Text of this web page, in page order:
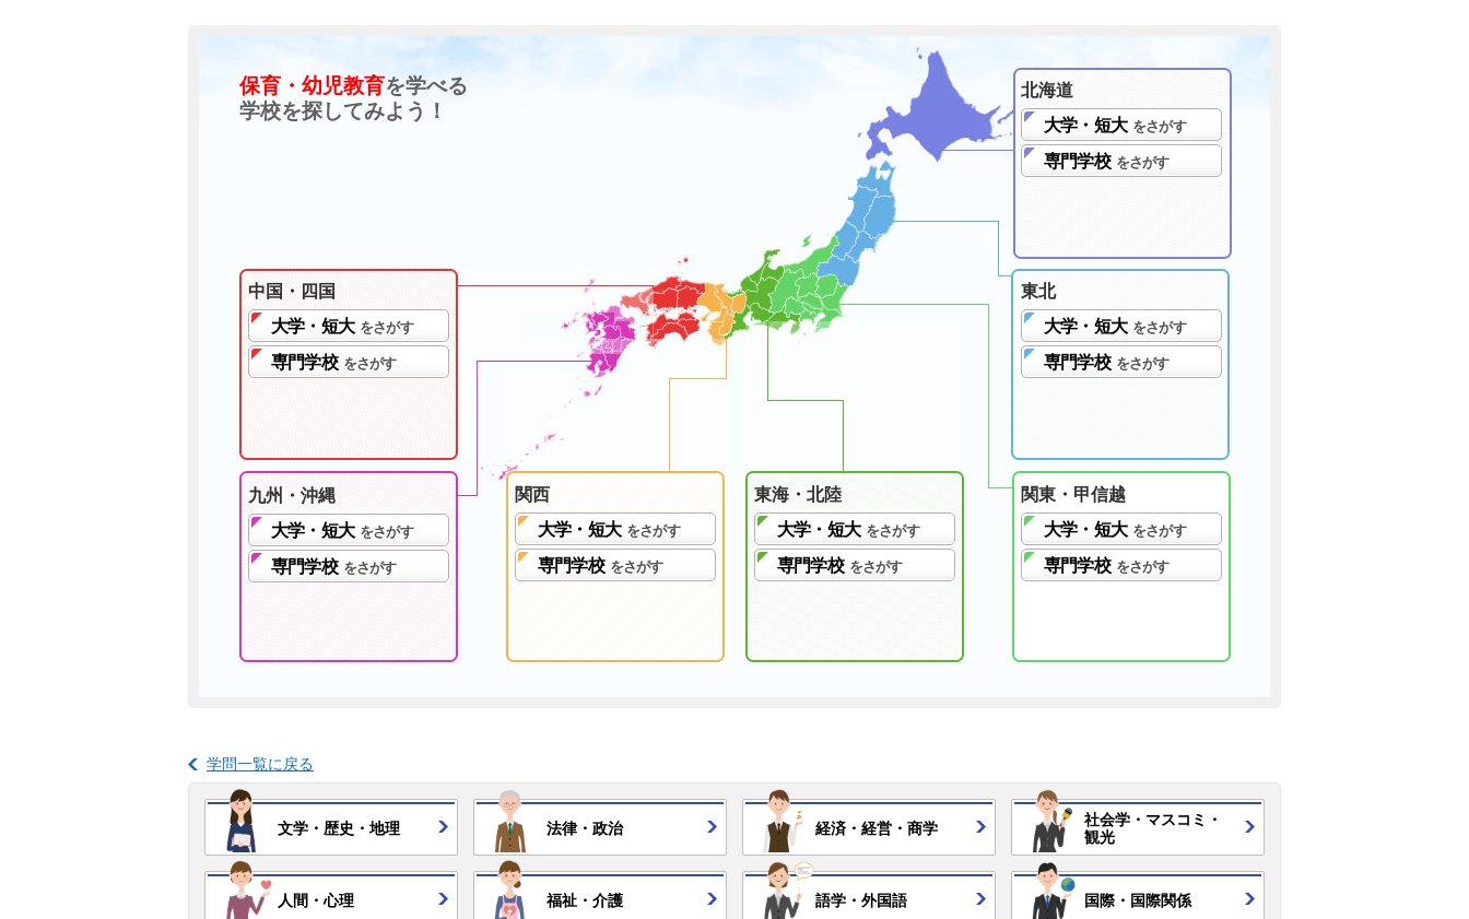
保育・幼児教育を学べる
学校を探してみよう！
北海道
大学・短大 をさがす
専門学校 をさがす
東北
大学・短大 をさがす
専門学校 をさがす
関東・甲信越
大学・短大 をさがす
専門学校 をさがす
東海・北陸
大学・短大 をさがす
専門学校 をさがす
関西
大学・短大 をさがす
専門学校 をさがす
中国・四国
大学・短大 をさがす
専門学校 をさがす
九州・沖縄
大学・短大 をさがす
専門学校 をさがす
学問一覧に戻る
文学・ 歴史・ 地理 法律・ 政治 経済・ 経営・ 商学 社会学・ マスコミ・
観光
人間・ 心理 福祉・ 介護 語学・ 外国語 国際・ 国際関係